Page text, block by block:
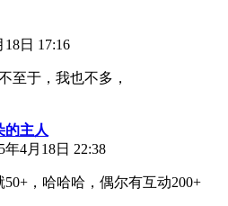
18日 17:16
至于，我也不多，
的主人
年4月18日 22:38
50+，哈哈哈，偶尔有互动200+